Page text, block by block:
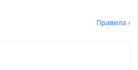
Правила ›